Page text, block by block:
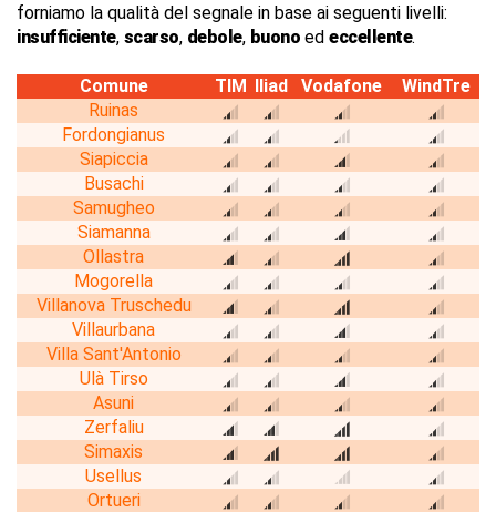
forniamo la qualità del segnale in base ai seguenti livelli:
insufficiente, scarso, debole, buono ed eccellente.
Comune TIM Iliad Vodafone
WindTre
Ruinas
Fordongianus
Siapiccia
Busachi
Samugheo
Siamanna
Ollastra
Mogorella
Villanova Truschedu
Villaurbana
Villa Sant'Antonio
Ulà Tirso
Asuni
Zerfaliu
Simaxis
Usellus
Ortueri